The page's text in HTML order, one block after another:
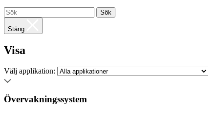
Sök
Stäng
Visa
Välj applikation:
Övervakningssystem